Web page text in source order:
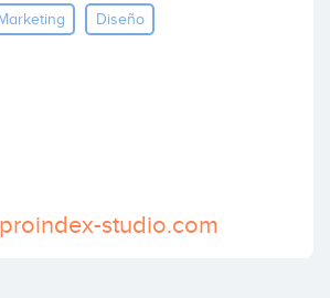
Diseño
studio.com